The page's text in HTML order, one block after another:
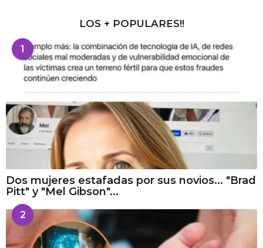
LOS + POPULARES!!
1
Dos mujeres estafadas por sus novios... "Brad
Pitt" y "Mel Gibson"...
2